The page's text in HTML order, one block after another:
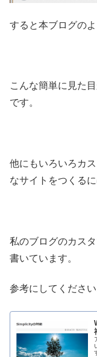
すると本ブログの
こんな簡単に見た
です。
他にもいろいろカ
なサイトをつくる
私のブログのカス
書いています。
参考にしてください